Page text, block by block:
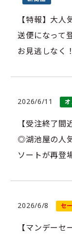
【特報】大
送便になって
お見逃しなく！
2026/6/11
【受注終了
◎湖池屋の人
ソートが再登
2026/6/8 セ
【マンデー